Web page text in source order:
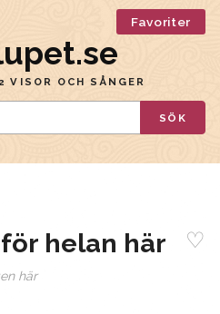
Favoriter
VISOR OCH SÅNGER
SÖK
helan här ♡
här